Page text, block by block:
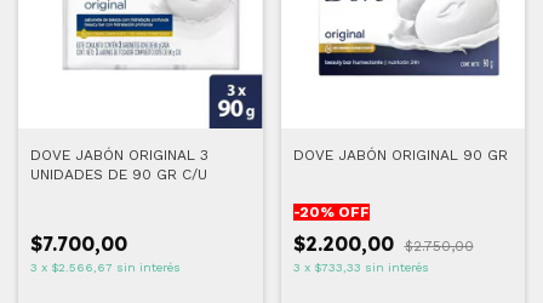
DOVE JABÓN ORIGINAL 3
UNIDADES DE 90 GR C/U
$7.700,00
3 x $2.566,67 sin interés
DOVE JABÓN ORIGINAL 90 GR
-20% OFF
$2.200,00 $2.750,00
3 x $733,33 sin interés